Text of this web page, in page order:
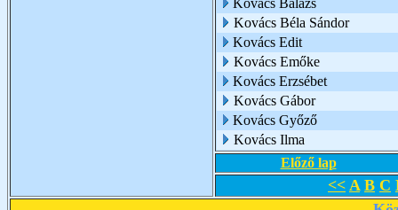
Kovács Balázs
Kovács Béla Sándor
Kovács Edit
Kovács Emőke
Kovács Erzsébet
Kovács Gábor
Kovács Győző
Kovács Ilma
Előző lap
<< A B C